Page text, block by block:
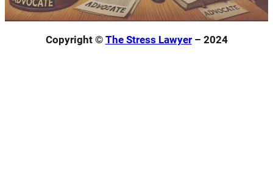
Copyright © The Stress Lawyer– 2024